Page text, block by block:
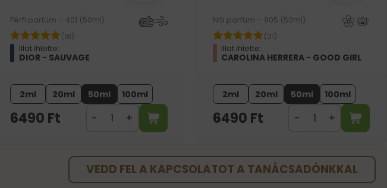
Férfi parfüm – 401 (50ml)
(18)
Illat ihlette:
DIOR - SAUVAGE
2ml 20ml 50ml 100ml
6490 Ft
Női parfüm – 905 (50ml)
(21)
Illat ihlette:
CAROLINA HERRERA - GOOD GIRL
2ml 20ml 50ml 100ml
6490 Ft
VEDD FEL A KAPCSOLATOT A TANÁCSADÓNKKAL